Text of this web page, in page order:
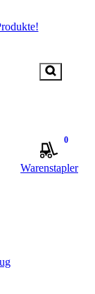
0
Warenstapler